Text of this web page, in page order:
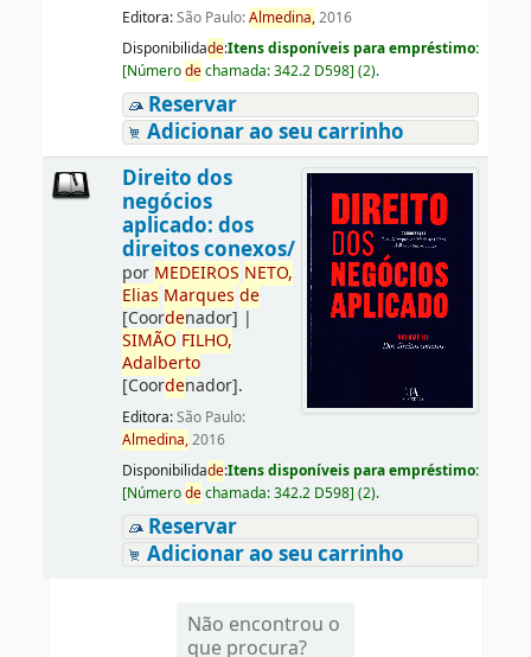
Editora:São Paulo:Almedina,2016
Disponibilidade:Itens disponíveis para empréstimo:
[Númerodechamada:342.2 D598] (2).
Reservar
Adicionar ao seu carrinho
Direito dos
negócios
aplicado: dos
direitos conexos/
por MEDEIROS NETO,
Elias Marques de
[Coordenador] |
SIMÃO FILHO,
Adalberto
[Coordenador].
Editora:São Paulo:
Almedina,2016
Disponibilidade:Itens disponíveis para empréstimo:
[Númerodechamada:342.2 D598] (2).
Reservar
Adicionar ao seu carrinho
Não encontrou o
que procura?